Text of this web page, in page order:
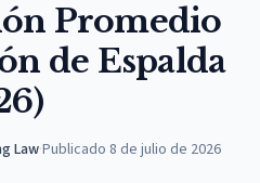
Promedio
de Espalda
Law·Publicado 8 de julio de 2026